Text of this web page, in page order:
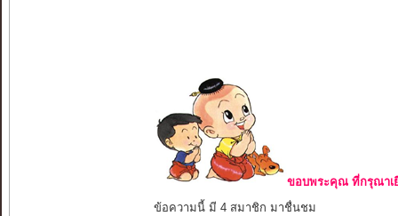
ขอบพระคุณ ที่กรุณาเ
ข้อความนี้ มี 4 สมาชิก มาชื่นชม